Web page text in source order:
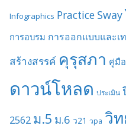
Infographics Practice Sway
การอบรม การออกแบบและเ
สร้างสรรค์ คุรุสภา คู่มือ
ดาวน์โหลด ประเมิน
2562 ม.5 ม.6 ว21 วpa วิ